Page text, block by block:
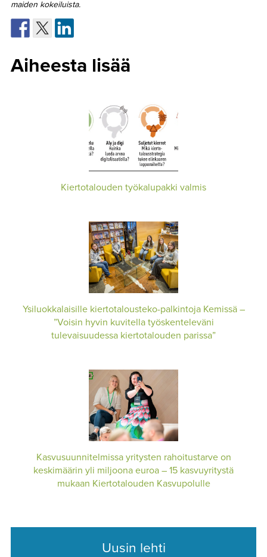
maiden kokeiluista.
Aiheesta lisää
Kiertotalouden työkalupakki valmis
Ysiluokkalaisille kiertotalousteko-palkintoja Kemissä –
”Voisin hyvin kuvitella työskenteleväni
tulevaisuudessa kiertotalouden parissa”
Kasvusuunnitelmissa yritysten rahoitustarve on
keskimäärin yli miljoona euroa – 15 kasvuyritystä
mukaan Kiertotalouden Kasvupolulle
Uusin lehti